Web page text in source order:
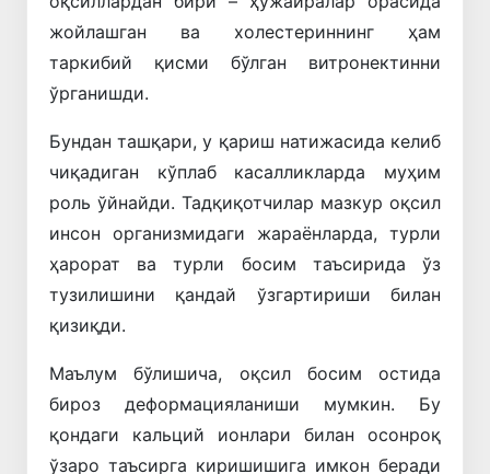
жойлашган ва холестериннинг ҳам
таркибий қисми бўлган витронектинни
ўрганишди.
Бундан ташқари, у қариш натижасида келиб
чиқадиган кўплаб касалликларда муҳим
роль ўйнайди. Тадқиқотчилар мазкур оқсил
инсон организмидаги жараёнларда, турли
ҳарорат ва турли босим таъсирида ўз
тузилишини қандай ўзгартириши билан
қизиқди.
Маълум бўлишича, оқсил босим остида
бироз деформацияланиши мумкин. Бу
қондаги кальций ионлари билан осонроқ
ўзаро таъсирга киришишига имкон беради